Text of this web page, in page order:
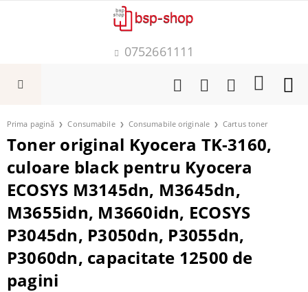
0752661111
Prima pagină Consumabile Consumabile originale Cartus toner
Toner original Kyocera TK-3160,
culoare black pentru Kyocera
ECOSYS M3145dn, M3645dn,
M3655idn, M3660idn, ECOSYS
P3045dn, P3050dn, P3055dn,
P3060dn, capacitate 12500 de
pagini